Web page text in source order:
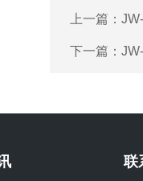
上一篇：
下一篇：
联